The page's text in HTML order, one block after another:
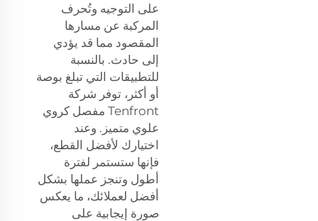
على التوجيه وتُحرف
المركبة عن مسارها
المقصود مما قد يؤدي
إلى حادث. بالنسبة
للتطبيقات التي تبلغ بوصة
أو أكثر، توفر شركة
Tenfront مفصل كروي
علوي متميز. وعند
اختيارك لأفضل القطع،
فإنها ستستمر لفترة
أطول وتنجز عملها بشكل
أفضل لعملائك، ما يعكس
صورة إيجابية على